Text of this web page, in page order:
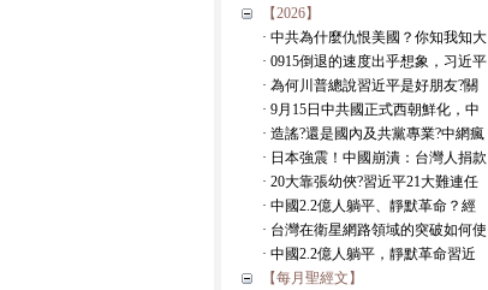
【2026】
· 中共為什麼仇恨美國？你知我知大
· 0915倒退的速度出乎想象，习近平
· 為何川普總說習近平是好朋友?關
· 9月15日中共國正式西朝鮮化，中
· 造謠?還是國內及共黨專業?中網瘋
· 日本強震！中國崩潰：台灣人捐款
· 20大靠張幼俠?習近平21大難連任
· 中國2.2億人躺平、靜默革命？經
· 台灣在衛星網路領域的突破如何使
· 中國2.2億人躺平，靜默革命習近
【每月聖經文】